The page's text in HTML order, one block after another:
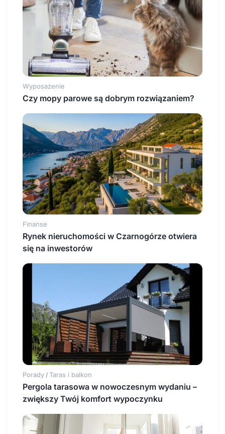
Wyposażenie
Czy mopy parowe są dobrym rozwiązaniem?
Finanse
Rynek nieruchomości w Czarnogórze otwiera
się na inwestorów
Porady / Taras i balkon
Pergola tarasowa w nowoczesnym wydaniu –
zwiększy Twój komfort wypoczynku